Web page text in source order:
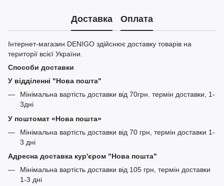
Доставка Оплата
Інтернет-магазин DENIGO здійснює доставку товарів на
території всієї України.
Способи доставки
У відділенні "Нова пошта"
Мінімальна вартість доставки від 70грн. термін доставки, 1-
3дні
У поштомат «Нова пошта»
Мінімальна вартість доставки від 70 грн, термін доставки 1-
3 дні
Адресна доставка кур'єром "Нова пошта"
Мінімальна вартість доставки від 105 грн, термін доставки
1-3 дні